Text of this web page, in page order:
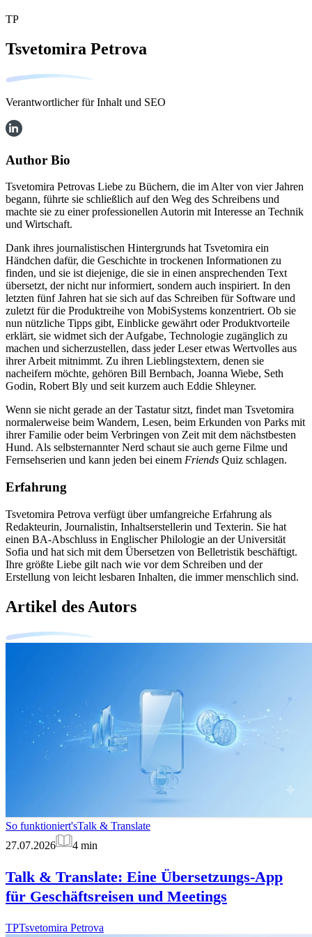
TP
Tsvetomira Petrova
Verantwortlicher für Inhalt und SEO
Author Bio
Tsvetomira Petrovas Liebe zu Büchern, die im Alter von vier Jahren
begann, führte sie schließlich auf den Weg des Schreibens und
machte sie zu einer professionellen Autorin mit Interesse an Technik
und Wirtschaft.
Dank ihres journalistischen Hintergrunds hat Tsvetomira ein
Händchen dafür, die Geschichte in trockenen Informationen zu
finden, und sie ist diejenige, die sie in einen ansprechenden Text
übersetzt, der nicht nur informiert, sondern auch inspiriert. In den
letzten fünf Jahren hat sie sich auf das Schreiben für Software und
zuletzt für die Produktreihe von MobiSystems konzentriert. Ob sie
nun nützliche Tipps gibt, Einblicke gewährt oder Produktvorteile
erklärt, sie widmet sich der Aufgabe, Technologie zugänglich zu
machen und sicherzustellen, dass jeder Leser etwas Wertvolles aus
ihrer Arbeit mitnimmt. Zu ihren Lieblingstextern, denen sie
nacheifern möchte, gehören Bill Bernbach, Joanna Wiebe, Seth
Godin, Robert Bly und seit kurzem auch Eddie Shleyner.
Wenn sie nicht gerade an der Tastatur sitzt, findet man Tsvetomira
normalerweise beim Wandern, Lesen, beim Erkunden von Parks mit
ihrer Familie oder beim Verbringen von Zeit mit dem nächstbesten
Hund. Als selbsternannter Nerd schaut sie auch gerne Filme und
Fernsehserien und kann jeden bei einem Friends Quiz schlagen.
Erfahrung
Tsvetomira Petrova verfügt über umfangreiche Erfahrung als
Redakteurin, Journalistin, Inhaltserstellerin und Texterin. Sie hat
einen BA-Abschluss in Englischer Philologie an der Universität
Sofia und hat sich mit dem Übersetzen von Belletristik beschäftigt.
Ihre größte Liebe gilt nach wie vor dem Schreiben und der
Erstellung von leicht lesbaren Inhalten, die immer menschlich sind.
Artikel des Autors
So funktioniert'sTalk & Translate
27.07.2026
4 min
Talk & Translate: Eine Übersetzungs-App
für Geschäftsreisen und Meetings
TPTsvetomira Petrova